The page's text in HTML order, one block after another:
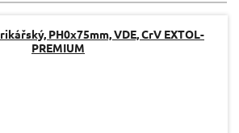
PH0x75mm, VDE, CrV EXTOL-
PREMIUM